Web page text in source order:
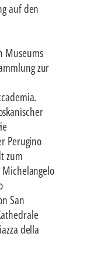
auf den
Museums
zur
Perugino
zum
Michelangelo
San
della